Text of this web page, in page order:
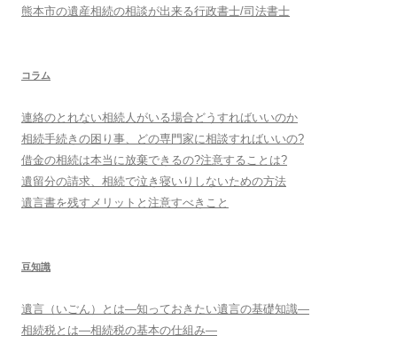
熊本市の遺産相続の相談が出来る行政書士/司法書士
コラム
連絡のとれない相続人がいる場合どうすればいいのか
相続手続きの困り事、どの専門家に相談すればいいの?
借金の相続は本当に放棄できるの?注意することは?
遺留分の請求、相続で泣き寝いりしないための方法
遺言書を残すメリットと注意すべきこと
豆知識
遺言（いごん）とは―知っておきたい遺言の基礎知識―
相続税とは―相続税の基本の仕組み―